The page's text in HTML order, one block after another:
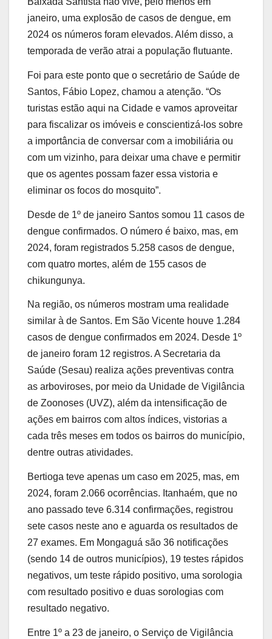
janeiro, uma explosão de casos de dengue, em
2024 os números foram elevados. Além disso, a
temporada de verão atrai a população flutuante.
Foi para este ponto que o secretário de Saúde de
Santos, Fábio Lopez, chamou a atenção. “Os
turistas estão aqui na Cidade e vamos aproveitar
para fiscalizar os imóveis e conscientizá-los sobre
a importância de conversar com a imobiliária ou
com um vizinho, para deixar uma chave e permitir
que os agentes possam fazer essa vistoria e
eliminar os focos do mosquito”.
Desde de 1º de janeiro Santos somou 11 casos de
dengue confirmados. O número é baixo, mas, em
2024, foram registrados 5.258 casos de dengue,
com quatro mortes, além de 155 casos de
chikungunya.
Na região, os números mostram uma realidade
similar à de Santos. Em São Vicente houve 1.284
casos de dengue confirmados em 2024. Desde 1º
de janeiro foram 12 registros. A Secretaria da
Saúde (Sesau) realiza ações preventivas contra
as arboviroses, por meio da Unidade de Vigilância
de Zoonoses (UVZ), além da intensificação de
ações em bairros com altos índices, vistorias a
cada três meses em todos os bairros do município,
dentre outras atividades.
Bertioga teve apenas um caso em 2025, mas, em
2024, foram 2.066 ocorrências. Itanhaém, que no
ano passado teve 6.314 confirmações, registrou
sete casos neste ano e aguarda os resultados de
27 exames. Em Mongaguá são 36 notificações
(sendo 14 de outros municípios), 19 testes rápidos
negativos, um teste rápido positivo, uma sorologia
com resultado positivo e duas sorologias com
resultado negativo.
Entre 1º a 23 de janeiro, o Serviço de Vigilância